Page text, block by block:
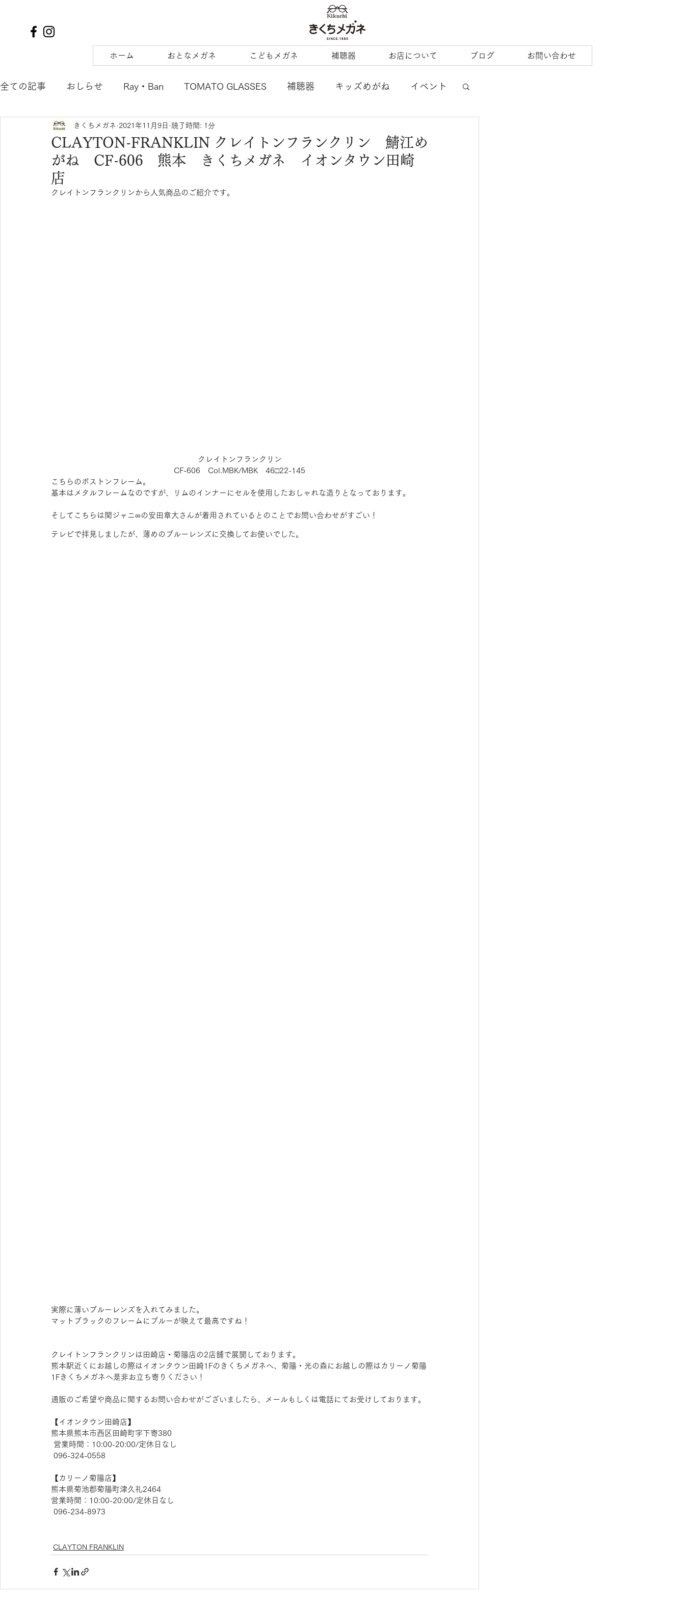
ホーム おとなメガネ こどもメガネ 補聴器 お店について ブログ お問い合わせ
全ての記事 おしらせ Ray・Ban TOMATO GLASSES 補聴器 キッズめがね イベント
TIFFANY&Co. to hers SOLAIZ DJUAL
SAMURAI SHO mu tsubura AQUALIBERTY LineArt COACH 内藤熊八
CLAYTON-FRANKLIN クレイトンフランクリン 鯖江め
がね CF-606 熊本 きくちメガネ イオンタウン田崎
店
きくちメガネ 2021年11月9日 読了時間: 1分
クレイトンフランクリンから人気商品のご紹介です。
クレイトンフランクリン
CF-606　Col.MBK/MBK　46□22-145
こちらのボストンフレーム。
基本はメタルフレームなのですが、リムのインナーにセルを使用したおしゃれな造りとなっております。
そしてこちらは関ジャニ∞の安田章大さんが着用されているとのことでお問い合わせがすごい！
テレビで拝見しましたが、薄めのブルーレンズに交換してお使いでした。
実際に薄いブルーレンズを入れてみました。
マットブラックのフレームにブルーが映えて最高ですね！
クレイトンフランクリンは田崎店・菊陽店の2店舗で展開しております。
熊本駅近くにお越しの際はイオンタウン田崎1Fのきくちメガネへ、菊陽・光の森にお越しの際はカリーノ菊陽
1Fきくちメガネへ是非お立ち寄りください！
通販のご希望や商品に関するお問い合わせがございましたら、メールもしくは電話にてお受けしております。
【​イオンタウン田崎店】
熊本県熊本市西区田崎町字下寄380
営業時間：10:00-20:00/定休日なし
096-324-0558
【​カリーノ菊陽店】
熊本県菊池郡菊陽町津久礼2464
営業時間：10:00-20:00/定休日なし
096-234-8973
CLAYTON FRANKLIN